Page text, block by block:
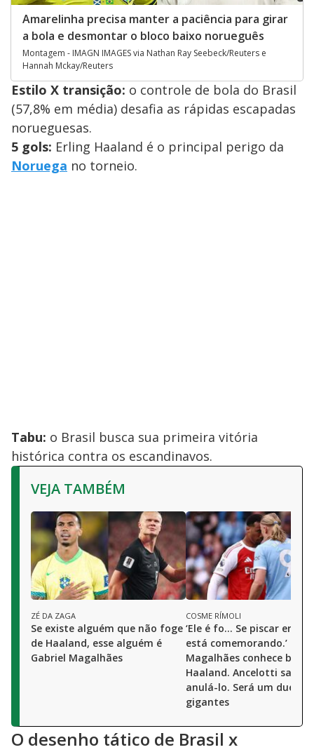
Amarelinha precisa manter a paciência para girar
a bola e desmontar o bloco baixo norueguês
Montagem - IMAGN IMAGES via Nathan Ray Seebeck/Reuters e
Hannah Mckay/Reuters
Estilo X transição: o controle de bola do Brasil
(57,8% em média) desafia as rápidas escapadas
norueguesas.
5 gols: Erling Haaland é o principal perigo da
Noruega no torneio.
Tabu: o Brasil busca sua primeira vitória
histórica contra os escandinavos.
VEJA TAMBÉM
ZÉ DA ZAGA
Se existe alguém que não foge
de Haaland, esse alguém é
Gabriel Magalhães
COSME RÍMOLI
‘Ele é fo... Se piscar
está comemorando.’
Magalhães conhece bem
Haaland. Ancelotti sabe
anulá-lo. Será um duelo
gigantes
O desenho tático de Brasil x